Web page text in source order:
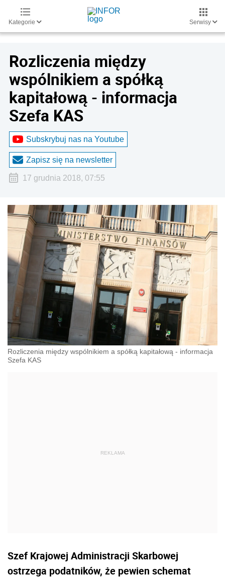
Kategorie Serwisy
Rozliczenia między
wspólnikiem a spółką
kapitałową - informacja
Szefa KAS
Subskrybuj nas na Youtube
Zapisz się na newsletter
17 grudnia 2018, 07:55
Rozliczenia między wspólnikiem a spółką kapitałową - informacja
Szefa KAS
Szef Krajowej Administracji Skarbowej
ostrzega podatników, że pewien schemat